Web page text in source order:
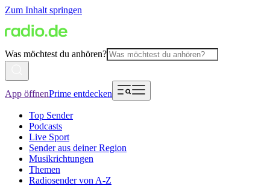
Zum Inhalt springen
Was möchtest du anhören?
App öffnenPrime entdecken
Top Sender
Podcasts
Live Sport
Sender aus deiner Region
Musikrichtungen
Themen
Radiosender von A-Z